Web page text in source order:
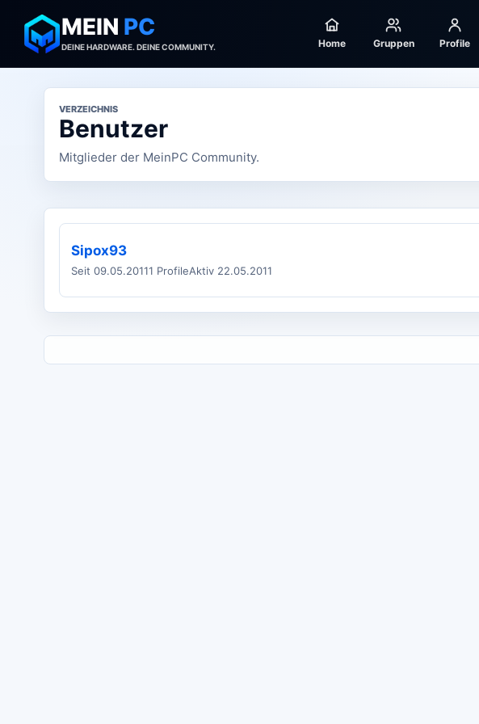
MEIN PC
DEINE HARDWARE. DEINE COMMUNITY. Home Gruppen Profile
VERZEICHNIS
Benutzer
Mitglieder der MeinPC Community.
Sipox93
Seit 09.05.20111 ProfileAktiv 22.05.2011